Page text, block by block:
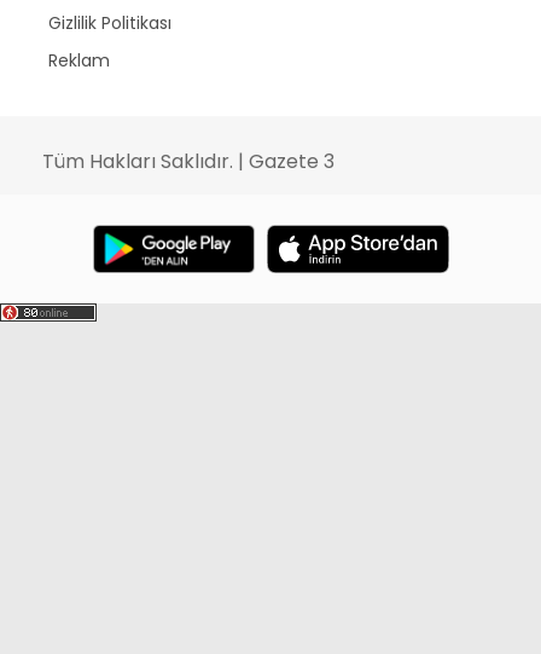
Gizlilik Politikası
Reklam
Tüm Hakları Saklıdır. | Gazete 3